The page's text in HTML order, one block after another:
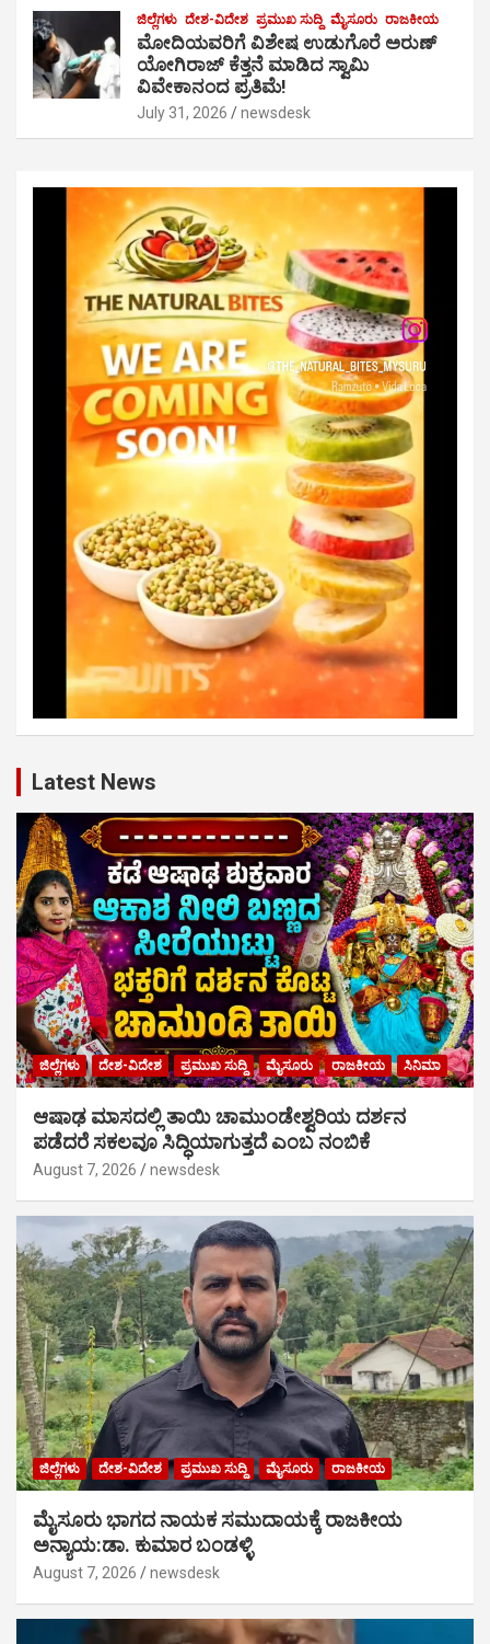
ಜಿಲ್ಲೆಗಳು ದೇಶ-ವಿದೇಶ ಪ್ರಮುಖ ಸುದ್ದಿ ಮೈಸೂರು ರಾಜಕೀಯ
ಮೋದಿಯವರಿಗೆ ವಿಶೇಷ ಉಡುಗೊರೆ ಅರುಣ್
ಯೋಗಿರಾಜ್ ಕೆತ್ತನೆ ಮಾಡಿದ ಸ್ವಾಮಿ
ವಿವೇಕಾನಂದ ಪ್ರತಿಮೆ!
July 31, 2026 newsdesk
Latest News
ಜಿಲ್ಲೆಗಳು ದೇಶ-ವಿದೇಶ ಪ್ರಮುಖ ಸುದ್ದಿ ಮೈಸೂರು ರಾಜಕೀಯ ಸಿನಿಮಾ
ಆಷಾಢ ಮಾಸದಲ್ಲಿ ತಾಯಿ ಚಾಮುಂಡೇಶ್ವರಿಯ ದರ್ಶನ
ಪಡೆದರೆ ಸಕಲವೂ ಸಿದ್ಧಿಯಾಗುತ್ತದೆ ಎಂಬ ನಂಬಿಕೆ
August 7, 2026 newsdesk
ಜಿಲ್ಲೆಗಳು ದೇಶ-ವಿದೇಶ ಪ್ರಮುಖ ಸುದ್ದಿ ಮೈಸೂರು ರಾಜಕೀಯ
ಮೈಸೂರು ಭಾಗದ ನಾಯಕ ಸಮುದಾಯಕ್ಕೆ ರಾಜಕೀಯ
ಅನ್ಯಾಯ:ಡಾ. ಕುಮಾರ ಬಂಡಳ್ಳಿ
August 7, 2026 newsdesk